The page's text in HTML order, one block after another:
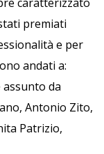
premiati
e per
andati a:
da
Antonio Zito,
Patrizio,